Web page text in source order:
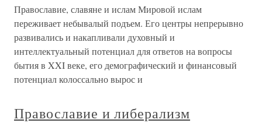
Православие, славяне и ислам Мировой ислам
переживает небывалый подъем. Его центры непрерывно
развивались и накапливали духовный и
интеллектуальный потенциал для ответов на вопросы
бытия в XXI веке, его демографический и финансовый
потенциал колоссально вырос и
Православие и либерализм